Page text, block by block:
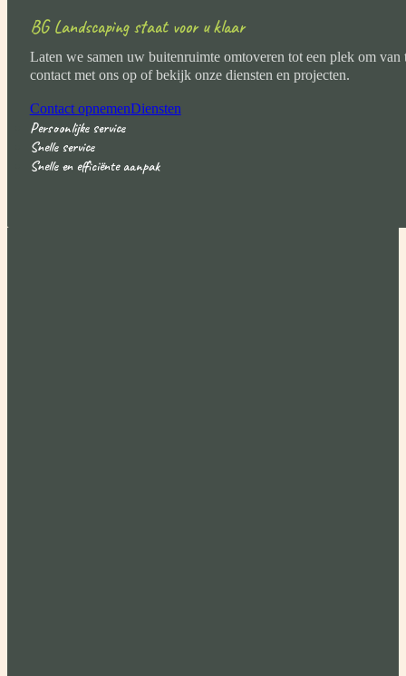
BG Landscaping staat voor u klaar
Laten we samen uw buitenruimte omtoveren tot een plek om van
contact met ons op of bekijk onze diensten en projecten.
Contact opnemenDiensten
Persoonlijke service
Snelle service
Snelle en efficiënte aanpak